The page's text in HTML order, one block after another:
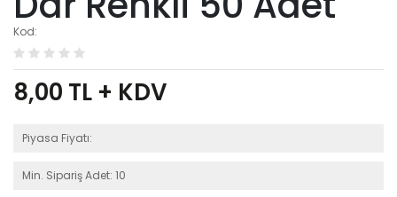
Kod:
8,00 TL + KDV
Piyasa Fiyatı:
Min. Sipariş Adet: 10